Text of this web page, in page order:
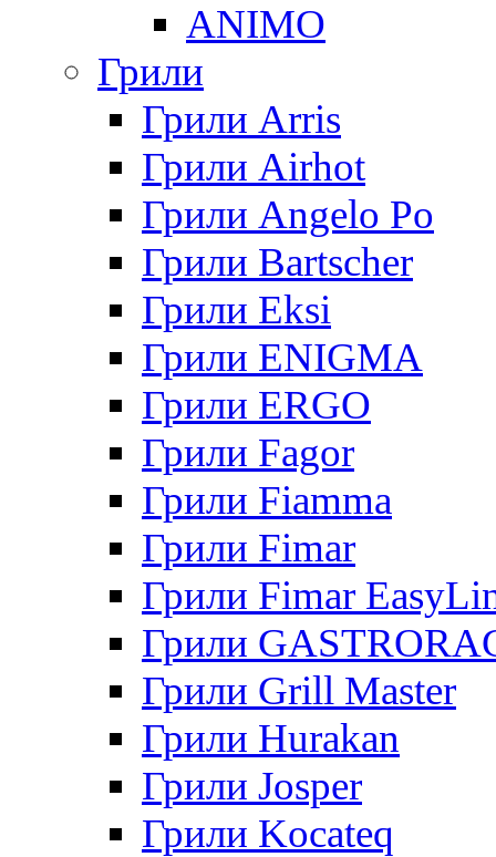
ANIMO
Грили
Грили Arris
Грили Airhot
Грили Angelo Po
Грили Bartscher
Грили Eksi
Грили ENIGMA
Грили ERGO
Грили Fagor
Грили Fiamma
Грили Fimar
Грили Fimar
Грили
Грили Grill Master
Грили Hurakan
Грили Josper
Грили Kocateq